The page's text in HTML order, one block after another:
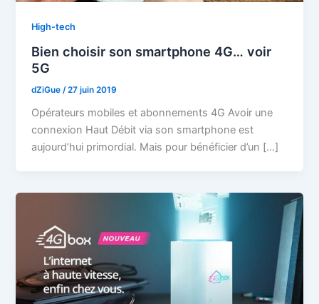
High-tech
Bien choisir son smartphone 4G… voir
5G
dZiGue /27 juin 2019
Opérateurs mobiles et abonnements 4G Avoir une
connexion Haut Débit via son smartphone est
aujourd’hui primordial. Mais pour bénéficier d’un […]